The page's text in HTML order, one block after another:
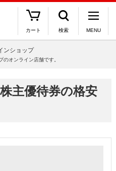
カート 検索 MENU
ンショップ
オンライン店舗です。
主優待券の格安